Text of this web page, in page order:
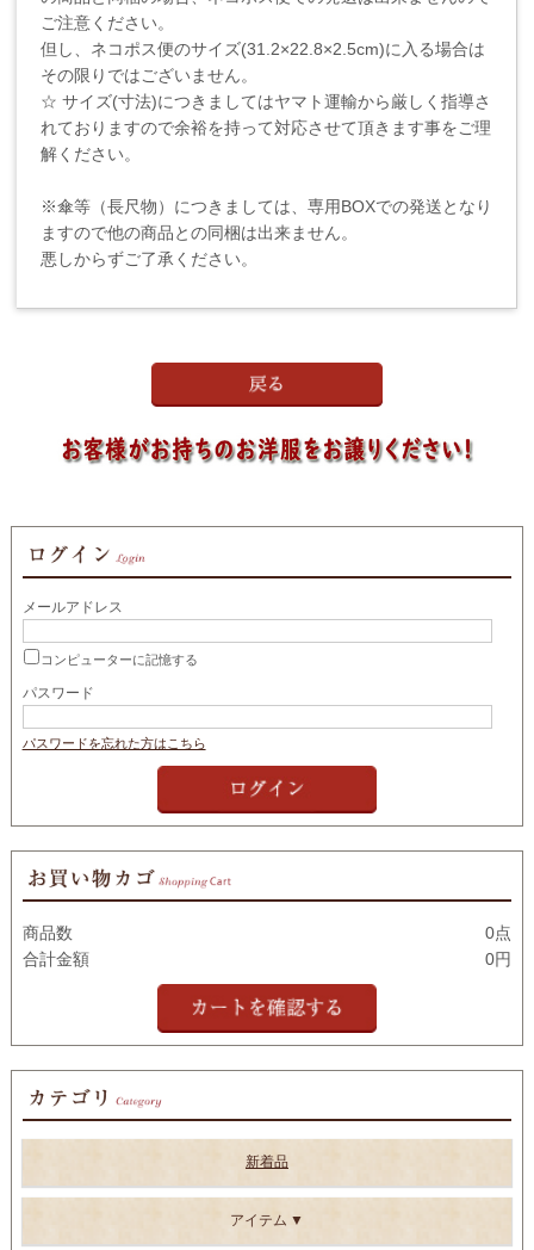
ご注意ください。
但し、ネコポス便のサイズ(31.2×22.8×2.5cm)に入る場合は
その限りではございません。
☆ サイズ(寸法)につきましてはヤマト運輸から厳しく指導さ
れておりますので余裕を持って対応させて頂きます事をご理
解ください。
※傘等（長尺物）につきましては、専用BOXでの発送となり
ますので他の商品との同梱は出来ません。
悪しからずご了承ください。
メールアドレス
コンピューターに記憶する
パスワード
パスワードを忘れた方はこちら
商品数
0点
合計金額
0円
新着品
アイテム